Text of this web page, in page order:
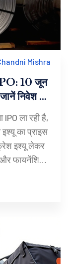
Mishra
10 जून
निवेश के
ला रही है,
का प्राइस
इश्यू लेकर
फायनेंशियल